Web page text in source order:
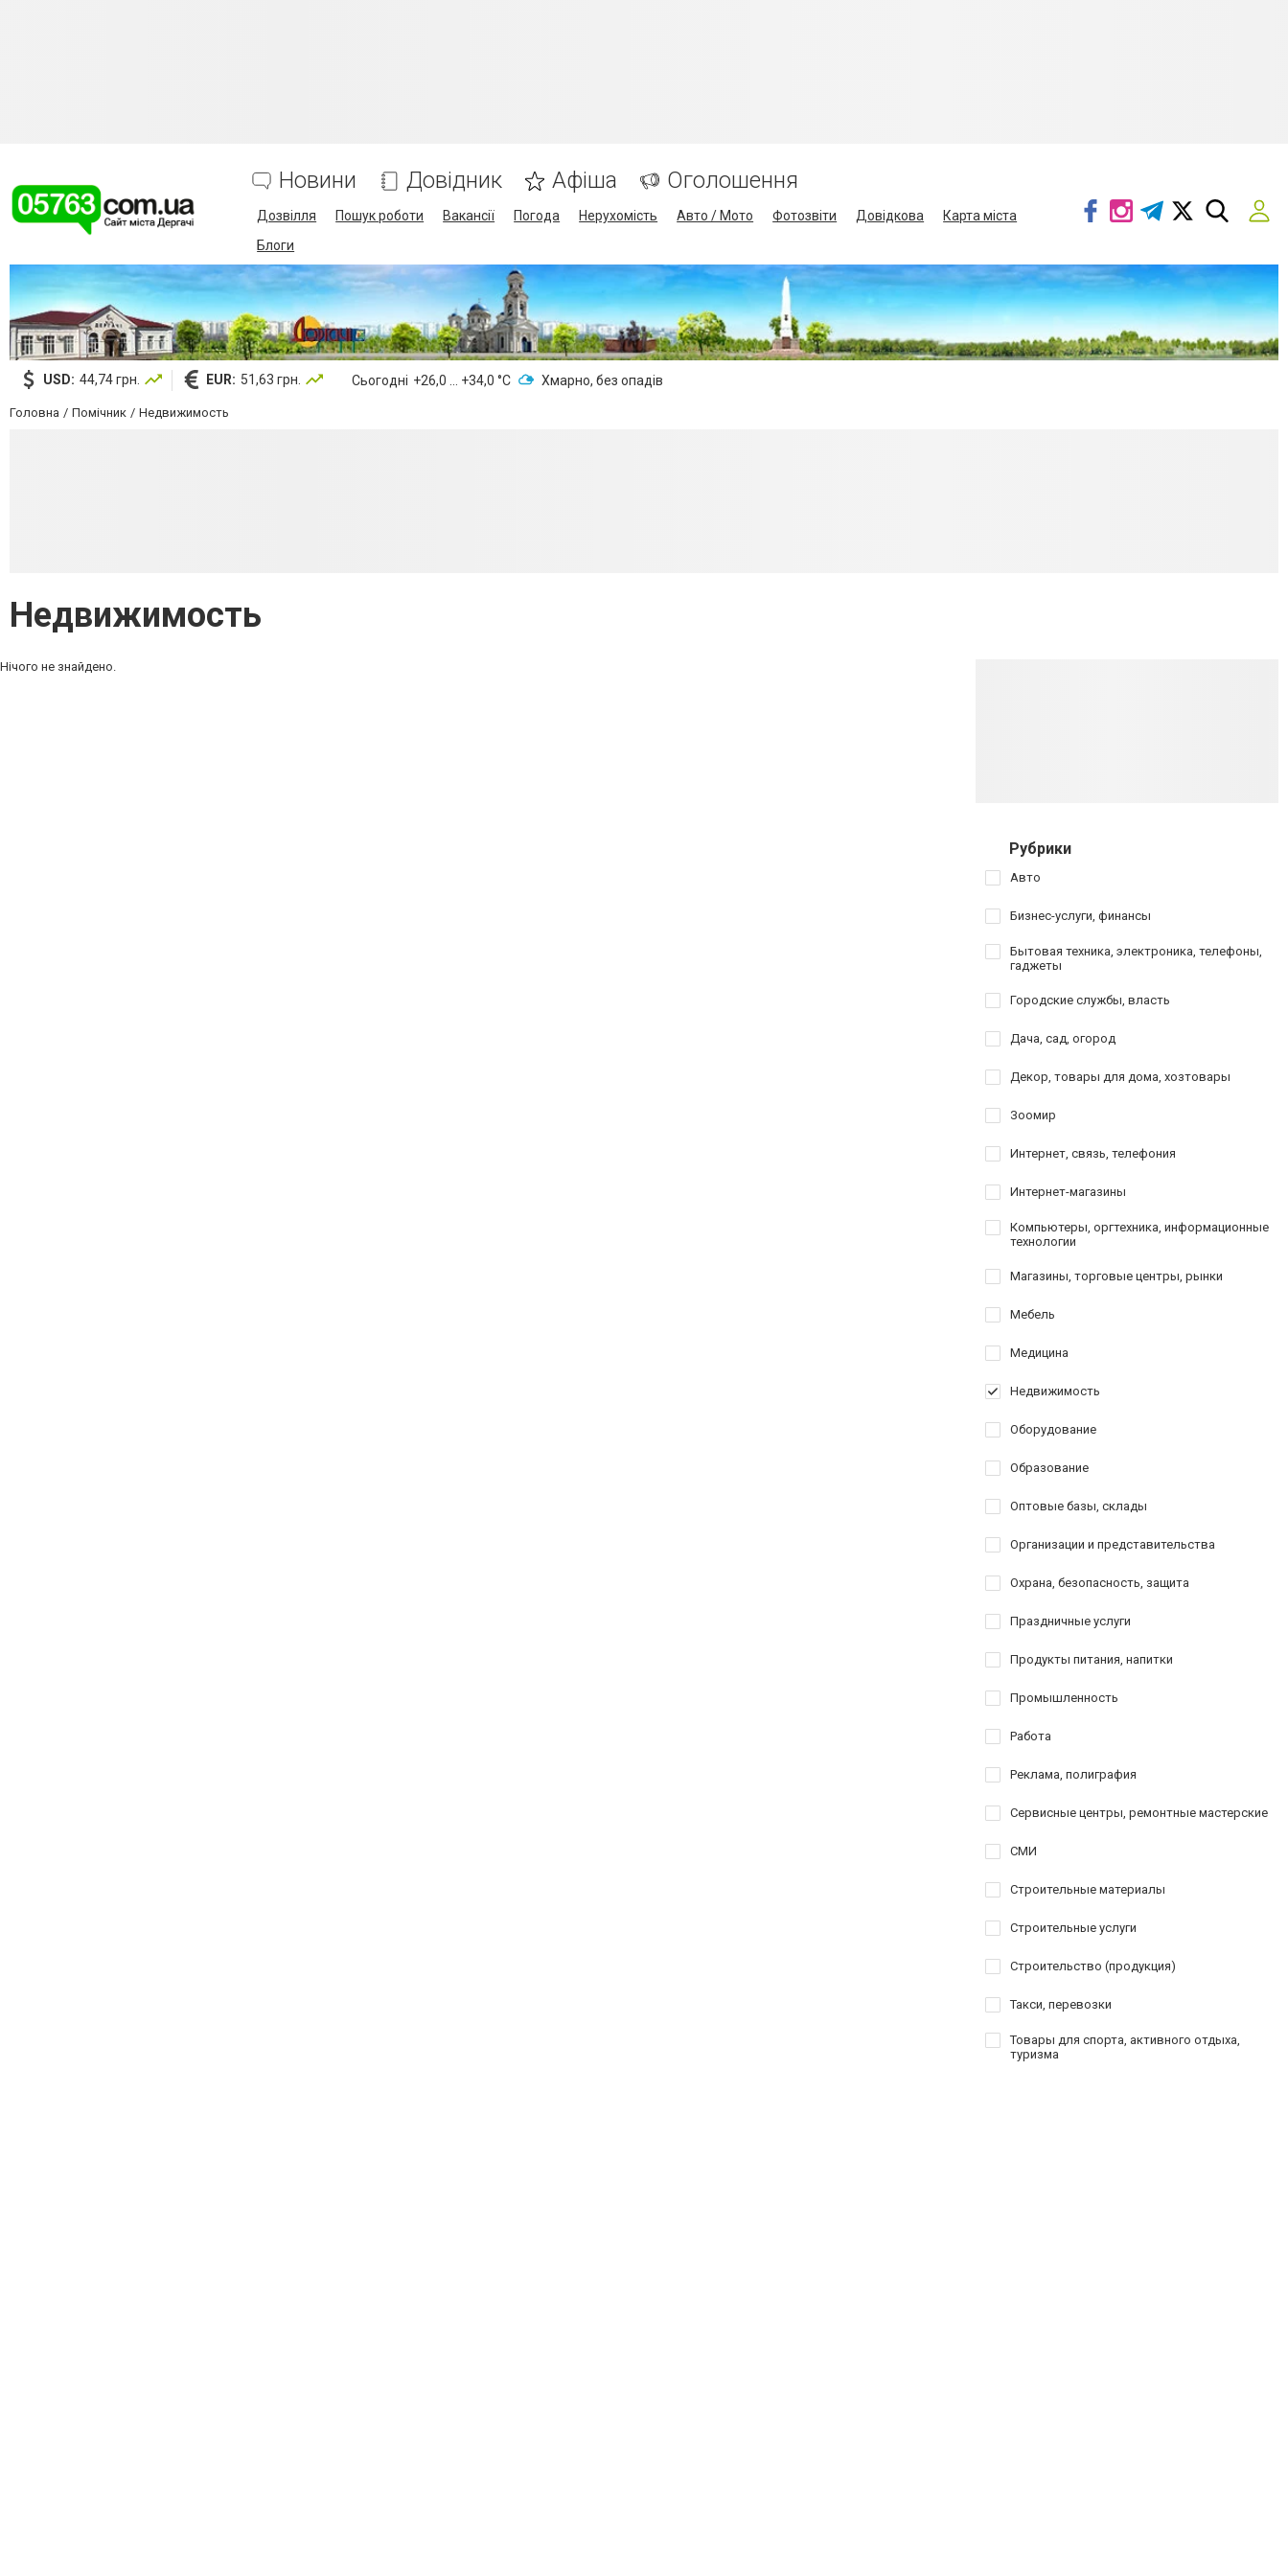
Новини Довідник Афіша Оголошення
Дозвілля Пошук роботи Вакансії Погода Нерухомість Авто / Мото Фотозвіти Довідкова
Карта міста
Блоги
USD: 44,74 грн. EUR: 51,63 грн. Сьогодні +26,0 ... +34,0 °С Хмарно, без опадів
Головна Помічник Недвижимость
Недвижимость
Нічого не знайдено.
Рубрики
Авто
Бизнес-услуги, финансы
Бытовая техника, электроника, телефоны,
гаджеты
Городские службы, власть
Дача, сад, огород
Декор, товары для дома, хозтовары
Зоомир
Интернет, связь, телефония
Интернет-магазины
Компьютеры, оргтехника, информационные
технологии
Магазины, торговые центры, рынки
Мебель
Медицина
Недвижимость
Оборудование
Образование
Оптовые базы, склады
Организации и представительства
Охрана, безопасность, защита
Праздничные услуги
Продукты питания, напитки
Промышленность
Работа
Реклама, полиграфия
Сервисные центры, ремонтные мастерские
СМИ
Строительные материалы
Строительные услуги
Строительство (продукция)
Такси, перевозки
Товары для спорта, активного отдыха,
туризма